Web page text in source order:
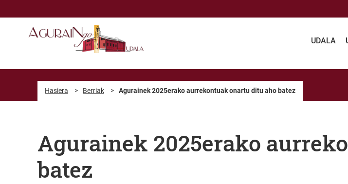
UDALA
Hasiera > Berriak > Agurainek 2025erako aurrekontuak onartu ditu aho batez
Agurainek 2025erako
batez